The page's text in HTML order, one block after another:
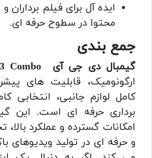
ایده آل برای فیلم برداران
محتوا در سطوح حرفه ای.
جمع بندی
گیمبال دی جی آی RS3 Combo
ارگونومیک، قابلیت های
کامل لوازم جانبی، انتخابی
برداری حرفه ای است. این
امکانات گسترده و عملکرد بالا،
و حرفه ای در تولید ویدیوهای